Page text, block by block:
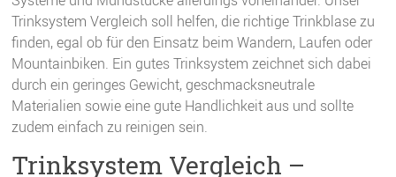
Trinksystem Vergleich soll helfen, die richtige Trinkblase zu
finden, egal ob für den Einsatz beim Wandern, Laufen oder
Mountainbiken. Ein gutes Trinksystem zeichnet sich dabei
durch ein geringes Gewicht, geschmacksneutrale
Materialien sowie eine gute Handlichkeit aus und sollte
zudem einfach zu reinigen sein.
Trinksystem Vergleich –